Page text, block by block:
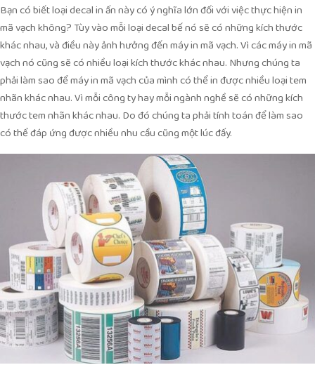
Bạn có biết loại decal in ấn này có ý nghĩa lớn đối với việc thực hiện in
mã vạch không? Tùy vào mỗi loại decal bế nó sẽ có những kích thước
khác nhau, và điều này ảnh hưởng đến máy in mã vạch. Vì các máy in mã
vạch nó cũng sẽ có nhiều loại kích thước khác nhau. Nhưng chúng ta
phải làm sao để máy in mã vạch của mình có thể in được nhiều loại tem
nhãn khác nhau. Vì mỗi công ty hay mỗi ngành nghề sẽ có những kích
thước tem nhãn khác nhau. Do đó chúng ta phải tính toán để làm sao
có thể đáp ứng được nhiều nhu cầu cũng một lúc đấy.